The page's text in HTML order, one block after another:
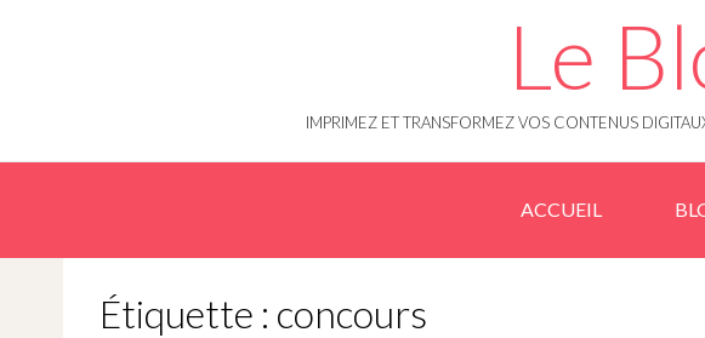
Le
IMPRIMEZ ET TRANSFORMEZ VOS CONTENUS
ACCUEIL
Étiquette : concours